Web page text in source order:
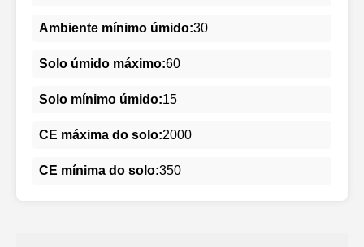
Ambiente mínimo úmido:30
Solo úmido máximo:60
Solo mínimo úmido:15
CE máxima do solo:2000
CE mínima do solo:350